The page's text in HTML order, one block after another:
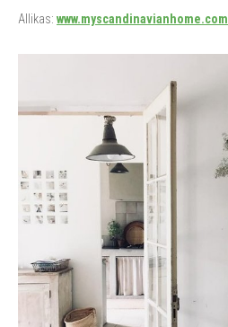
Allikas: www.myscandinavianhome.com